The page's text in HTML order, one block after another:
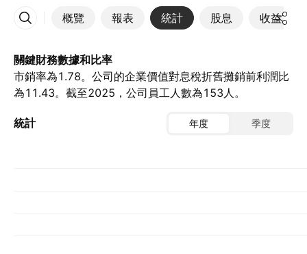
概覽 報表 統計 股息 收益
更多
關鍵財務數據和比率
市銷率為1.78。公司的企業價值對息稅折舊攤銷前利潤比
為11.43。截至2025，公司員工人數為153人。
統計 年度 季度